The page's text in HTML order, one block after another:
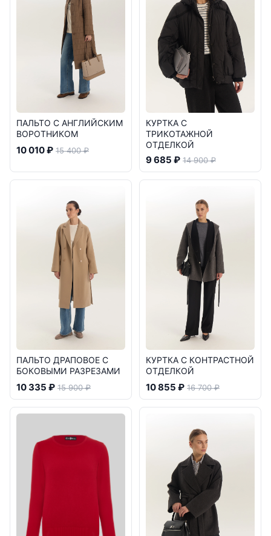
ПАЛЬТО С АНГЛИЙСКИМ
ВОРОТНИКОМ
10 010 ₽ 15 400 ₽
КУРТКА С
ТРИКОТАЖНОЙ
ОТДЕЛКОЙ
9 685 ₽ 14 900 ₽
ПАЛЬТО ДРАПОВОЕ С
БОКОВЫМИ РАЗРЕЗАМИ
10 335 ₽ 15 900 ₽
КУРТКА С КОНТРАСТНОЙ
ОТДЕЛКОЙ
10 855 ₽ 16 700 ₽